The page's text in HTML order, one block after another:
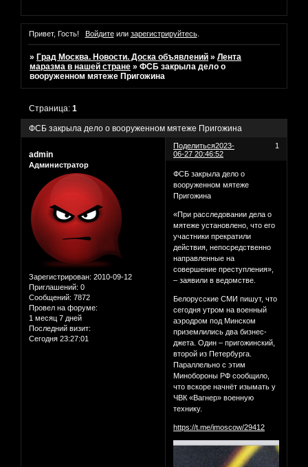
Привет, Гость! Войдитеили зарегистрируйтесь.
» Град Москва. Новости. Доска объявлений »Лента
маразма в нашей стране »ФСБ закрыла дело о
вооруженном мятеже Пригожина
ФСБ закрыла дело о вооруженном мятеже Пригожина
Страница:1
Поделиться 1
2023-
06-27 20:46:52
admin
Администратор
Зарегистрирован: 2010-09-12
Приглашений: 0
Сообщений: 7872
Провел на форуме:
1 месяц 7 дней
Последний визит:
Сегодня 23:27:01
ФСБ закрыла дело о
вооруженном мятеже
Пригожина
«При расследовании дела о
мятеже установлено, что его
участники прекратили
действия, непосредственно
направленные на
совершение преступления»,
– заявили в ведомстве.
Белорусские СМИ пишут, что
сегодня утром на военный
аэродром под Минском
приземлились два бизнес-
джета. Один – пригожинский,
второй из Петербурга.
Параллельно с этим
Минобороны РФ сообщило,
что вскоре начнёт изымать у
ЧВК «Вагнер» военную
технику.
https://t.me/imoscow/29412